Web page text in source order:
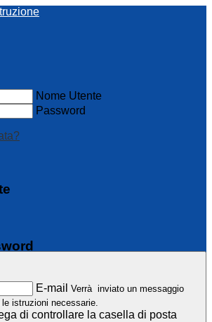
Nome Utente
Password
E-mail Verrà inviato un messaggio
istruzioni necessarie.
di controllare la casella di posta